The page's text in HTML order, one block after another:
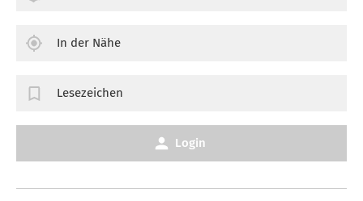
In der Nähe
Lesezeichen
Login